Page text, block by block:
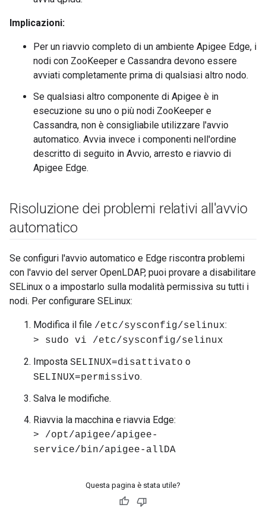
Implicazioni:
Per un riavvio completo di un ambiente Apigee Edge, i
nodi con ZooKeeper e Cassandra devono essere
avviati completamente prima di qualsiasi altro nodo.
Se qualsiasi altro componente di Apigee è in
esecuzione su uno o più nodi ZooKeeper e
Cassandra, non è consigliabile utilizzare l'avvio
automatico. Avvia invece i componenti nell'ordine
descritto di seguito in Avvio, arresto e riavvio di
Apigee Edge.
Risoluzione dei problemi relativi all'avvio
automatico
Se configuri l'avvio automatico e Edge riscontra problemi
con l'avvio del server OpenLDAP, puoi provare a disabilitare
SELinux o a impostarlo sulla modalità permissiva su tutti i
nodi. Per configurare SELinux:
Modifica il file /etc/sysconfig/selinux:
> sudo vi /etc/sysconfig/selinux
Imposta SELINUX=disattivato o
SELINUX=permissivo.
Salva le modifiche.
Riavvia la macchina e riavvia Edge:
> /opt/apigee/apigee-
service/bin/apigee-allDA
Questa pagina è stata utile?